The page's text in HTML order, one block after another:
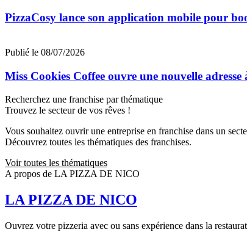
PizzaCosy lance son application mobile pour
Publié le 08/07/2026
Miss Cookies Coffee ouvre une nouvelle adresse
Recherchez une franchise par thématique
Trouvez le secteur de vos rêves !
Vous souhaitez ouvrir une entreprise en franchise dans un
Découvrez toutes les thématiques des franchises.
Voir toutes les thématiques
A propos de LA PIZZA DE NICO
LA PIZZA DE NICO
Ouvrez votre pizzeria avec ou sans expérience dans la